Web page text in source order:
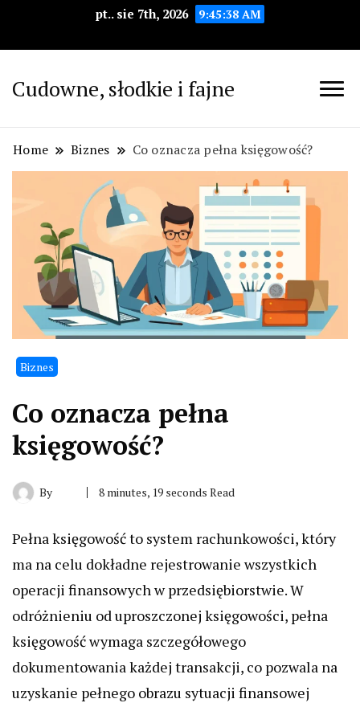
pt.. sie 7th, 2026 9:45:39 AM
Cudowne, słodkie i fajne
Home Biznes Co oznacza pełna księgowość?
Biznes
Co oznacza pełna
księgowość?
By 8 minutes, 19 seconds Read
Pełna księgowość to system rachunkowości, który
ma na celu dokładne rejestrowanie wszystkich
operacji finansowych w przedsiębiorstwie. W
odróżnieniu od uproszczonej księgowości, pełna
księgowość wymaga szczegółowego
dokumentowania każdej transakcji, co pozwala na
uzyskanie pełnego obrazu sytuacji finansowej